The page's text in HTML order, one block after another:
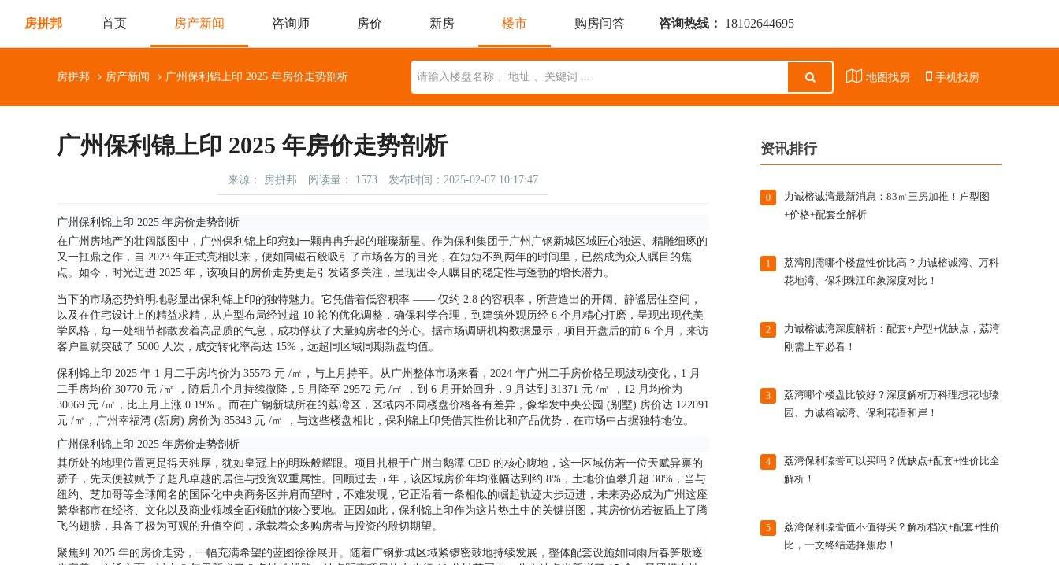
房拼邦 首页 房产新闻 咨询师 房价 新房
委托找房
楼市
本地楼市
购房问答 咨询热线： 18102644695
房拼邦 房产新闻 广州保利锦上印 2025 年房价走势剖析 地图找房 手机找房
广州保利锦上印 2025 年房价走势剖析
来源： 房拼邦 阅读量： 1573 发布时间：2025-02-07 10:17:47
广州 保利锦上印 2025 年房价走势剖析
在广州房地产的壮阔版图中，广州保利锦上印宛如一颗冉冉升起的璀璨新星。作为保利集团于广州广钢新城区域匠心独运、精雕细琢的
又一扛鼎之作，自 2023 年正式亮相以来，便如同磁石般吸引了市场各方的目光，在短短不到两年的时间里，已然成为众人瞩目的焦
点。如今，时光迈进 2025 年，该项目的房价走势更是引发诸多关注，呈现出令人瞩目的稳定性与蓬勃的增长潜力。
当下的市场态势鲜明地彰显出保利锦上印的独特魅力。它凭借着低容积率 —— 仅约 2.8 的容积率，所营造出的开阔、静谧居住空间，
以及在住宅设计上的精益求精，从户型布局经过超 10 轮的优化调整，确保科学合理，到建筑外观历经 6 个月精心打磨，呈现出现代美
学风格，每一处细节都散发着高品质的气息，成功俘获了大量购房者的芳心。据市场调研机构数据显示，项目开盘后的前 6 个月，来访
客户量就突破了 5000 人次，成交转化率高达 15%，远超同区域同期新盘均值。
保利锦上印 2025 年 1 月二手房均价为 35573 元 /㎡，与上月持平。从广州整体市场来看，2024 年广州二手房价格呈现波动变化，1 月
二手房均价 30770 元 /㎡ ，随后几个月持续微降，5 月降至 29572 元 /㎡ ，到 6 月开始回升，9 月达到 31371 元 /㎡ ，12 月均价为
30069 元 /㎡，比上月上涨 0.19% 。而在广钢新城所在的荔湾区，区域内不同楼盘价格各有差异，像华发中央公园 (别墅) 房价达 122091
元 /㎡，广州幸福湾 (新房) 房价为 85843 元 /㎡ ，与这些楼盘相比，保利锦上印凭借其性价比和产品优势，在市场中占据独特地位。
广州保利锦上印 2025 年房价走势剖析
其所处的地理位置更是得天独厚，犹如皇冠上的明珠般耀眼。项目扎根于广州白鹅潭 CBD 的核心腹地，这一区域仿若一位天赋异禀的
骄子，先天便被赋予了超凡卓越的居住与投资双重属性。回顾过去 5 年，该区域房价年均涨幅达到约 8%，土地价值攀升超 30%，当与
纽约、芝加哥等全球闻名的国际化中央商务区并肩而望时，不难发现，它正沿着一条相似的崛起轨迹大步迈进，未来势必成为广州这座
繁华都市在经济、文化以及商业领域全面领航的核心要地。正因如此，保利锦上印作为这片热土中的关键拼图，其房价仿若被插上了腾
飞的翅膀，具备了极为可观的升值空间，承载着众多购房者与投资的殷切期望。
聚焦到 2025 年的房价走势，一幅充满希望的蓝图徐徐展开。随着广钢新城区域紧锣密鼓地持续发展，整体配套设施如同雨后春笋般逐
资讯排行
0
力诚榕诚湾最新消息：83㎡三房加推！户型图
+价格+配套全解析
1
荔湾刚需哪个楼盘性价比高？力诚榕诚湾、万科
花地湾、保利珠江印象深度对比！
2
力诚榕诚湾深度解析：配套+户型+优缺点，荔湾
刚需上车必看！
3
荔湾哪个楼盘比较好？深度解析万科理想花地瑧
园、力诚榕诚湾、保利花语和岸！
4
荔湾保利瑧誉可以买吗？优缺点+配套+性价比全
解析！
5
荔湾保利瑧誉值不值得买？解析档次+配套+性价
比，一文终结选择焦虑！